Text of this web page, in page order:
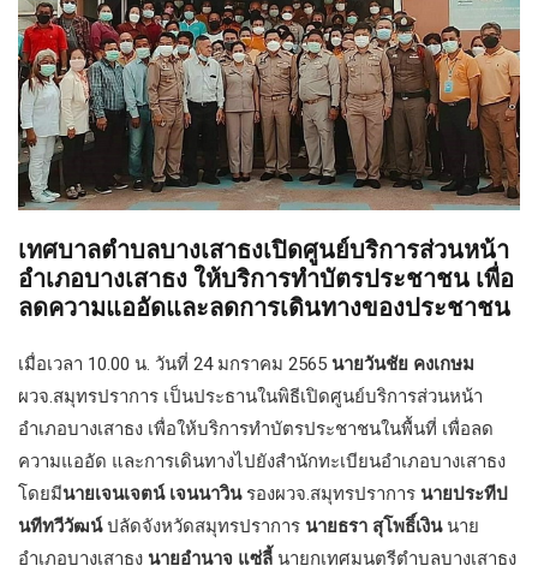
เทศบาลตำบลบางเสาธงเปิดศูนย์บริการส่วนหน้า
อำเภอบางเสาธง ให้บริการทำบัตรประชาชน เพื่อ
ลดความแออัดและลดการเดินทางของประชาชน
เมื่อเวลา 10.00 น. วันที่ 24 มกราคม 2565 นายวันชัย คงเกษม
ผวจ.สมุทรปราการ เป็นประธานในพิธีเปิดศูนย์บริการส่วนหน้า
อำเภอบางเสาธง เพื่อให้บริการทำบัตรประชาชนในพื้นที่ เพื่อลด
ความแออัด และการเดินทางไปยังสำนักทะเบียนอำเภอบางเสาธง
โดยมีนายเจนเจตน์ เจนนาวินรองผวจ.สมุทรปราการ นายประทีป
นทีทวีวัฒน์ปลัดจังหวัดสมุทรปราการ นายธรา สุโพธิ์เงินนาย
อำเภอบางเสาธง นายอำนาจ แซ่ลี้ นายกเทศมนตรีตำบลบางเสาธง